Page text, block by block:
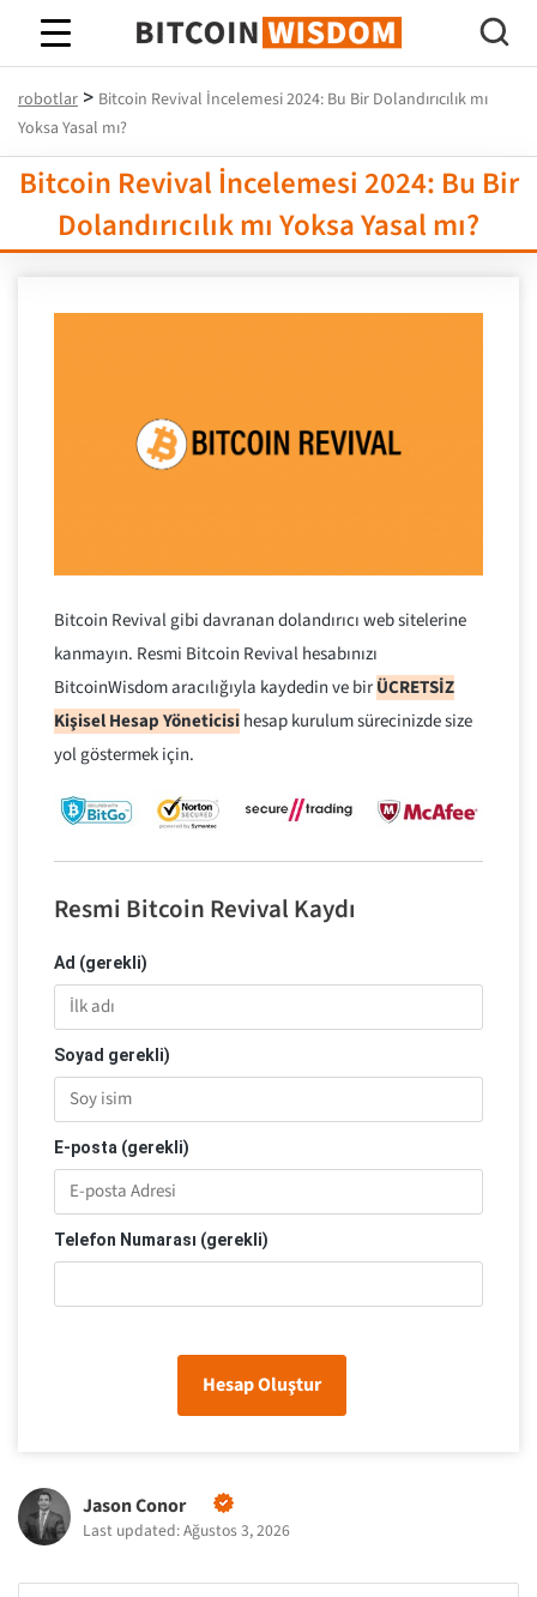
Bitcoin Bilgeliği
robotlar > Bitcoin Revival İncelemesi 2024: Bu Bir Dolandırıcılık mı
Yoksa Yasal mı?
Bitcoin Revival İncelemesi 2024: Bu Bir
Dolandırıcılık mı Yoksa Yasal mı?
Bitcoin Revival gibi davranan dolandırıcı web sitelerine
kanmayın. Resmi Bitcoin Revival hesabınızı
BitcoinWisdom aracılığıyla kaydedin ve birÜCRETSİZ
Kişisel Hesap Yöneticisihesap kurulum sürecinizde size
yol göstermek için.
Resmi Bitcoin Revival Kaydı
Ad (gerekli)
Soyad gerekli)
E-posta (gerekli)
Telefon Numarası (gerekli)
Hesap Oluştur
Jason Conor
Last updated: Ağustos 3, 2026